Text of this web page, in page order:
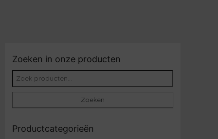
Zoeken in onze producten
Zoeken naar:
Zoeken
Productcategorieën